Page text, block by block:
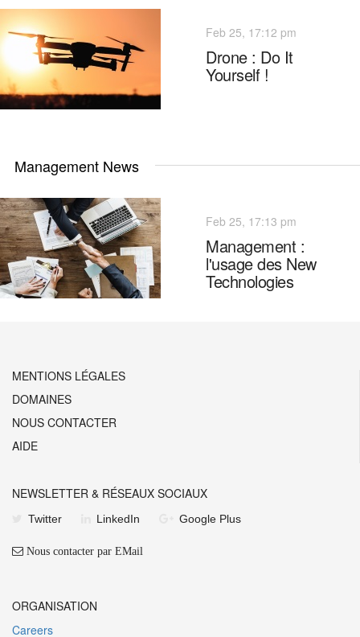
Feb 25, 17:12 pm
Drone : Do It
Yourself !
Management News
Feb 25, 17:13 pm
Management :
l'usage des New
Technologies
MENTIONS LÉGALES
DOMAINES
NOUS CONTACTER
AIDE
NEWSLETTER & RÉSEAUX SOCIAUX
Twitter LinkedIn Google Plus
Nous contacter par EMail
ORGANISATION
Careers